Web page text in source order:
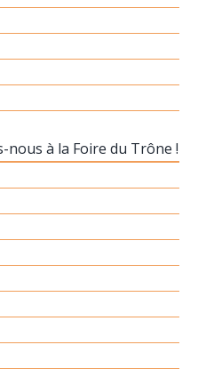
nous à la Foire du Trône !